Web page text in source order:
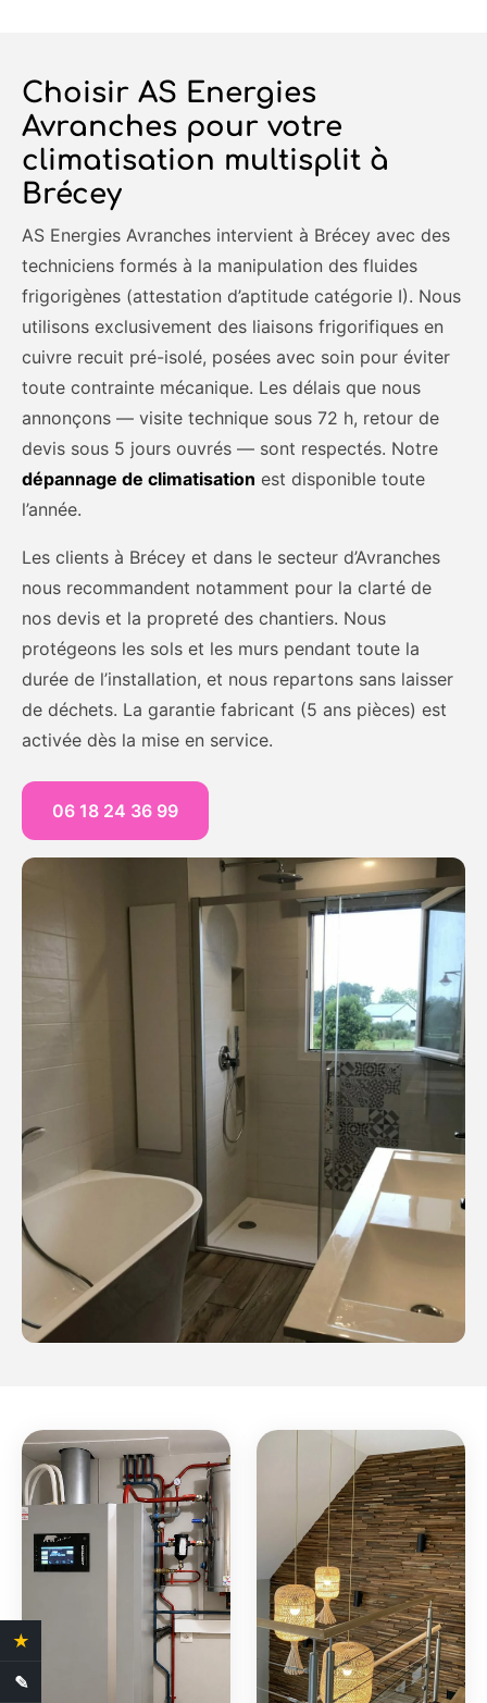
Choisir AS Energies
Avranches pour votre
climatisation multisplit à
Brécey
AS Energies Avranches intervient à Brécey avec des
techniciens formés à la manipulation des fluides
frigorigènes (attestation d’aptitude catégorie I). Nous
utilisons exclusivement des liaisons frigorifiques en
cuivre recuit pré-isolé, posées avec soin pour éviter
toute contrainte mécanique. Les délais que nous
annonçons — visite technique sous 72 h, retour de
devis sous 5 jours ouvrés — sont respectés. Notre
dépannage de climatisation est disponible toute
l’année.
Les clients à Brécey et dans le secteur d’Avranches
nous recommandent notamment pour la clarté de
nos devis et la propreté des chantiers. Nous
protégeons les sols et les murs pendant toute la
durée de l’installation, et nous repartons sans laisser
de déchets. La garantie fabricant (5 ans pièces) est
activée dès la mise en service.
06 18 24 36 99
★
✎